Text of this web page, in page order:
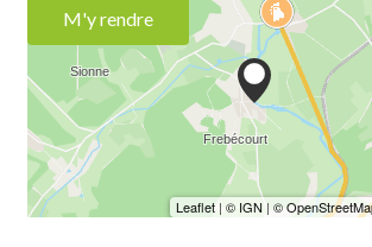
M'y rendre